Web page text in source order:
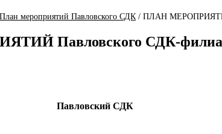
План мероприятий Павловского СДК / ПЛАН МЕРОПРИЯТИЙ
Павловского СДК-
Павловский СДК